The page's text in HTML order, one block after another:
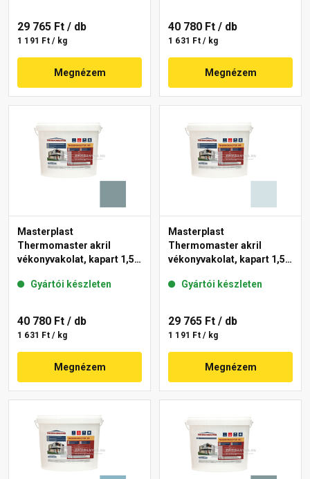
29 765 Ft / db
1 191 Ft / kg
Megnézem
40 780 Ft / db
1 631 Ft / kg
Megnézem
Masterplast
Thermomaster akril
vékonyvakolat, kapart 1,5
Gyártói készleten
40 780 Ft / db
1 631 Ft / kg
Megnézem
Masterplast
Thermomaster akril
vékonyvakolat, kapart 1,5
Gyártói készleten
29 765 Ft / db
1 191 Ft / kg
Megnézem